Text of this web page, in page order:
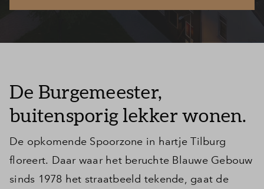
De Burgemeester,
buitensporig lekker wonen.
De opkomende Spoorzone in hartje Tilburg
floreert. Daar waar het beruchte Blauwe Gebouw
sinds 1978 het straatbeeld tekende, gaat de